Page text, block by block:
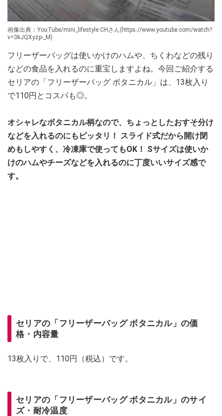
画像出典：YouTube/mini_lifestyle CHさん(https://www.youtube.com/watch?
v=3kJQXyzp-_M)
フリーザーバッグは使いかけのハムや、ちくわなどの残り
などの食品を入れるのに重宝しますよね。今回ご紹介する
セリアの「フリーザーバッグ ボタニカル」は、13枚入り
で110円とコスパも◎。
オシャレなボタニカル柄なので、ちょっとしたおすそ分け
などを入れるのにもピッタリ！ スライド式だから開け閉
めもしやすく、冷凍庫で使ってもOK！ Sサイズは使いか
けのハムやチーズなどを入れるのに丁度いいサイズ感で
す。
セリアの「フリーザーバッグ ボタニカル」の価
格・内容量
13枚入りで、110円（税込）です。
セリアの「フリーザーバッグ ボタニカル」のサイ
ズ・耐冷温度